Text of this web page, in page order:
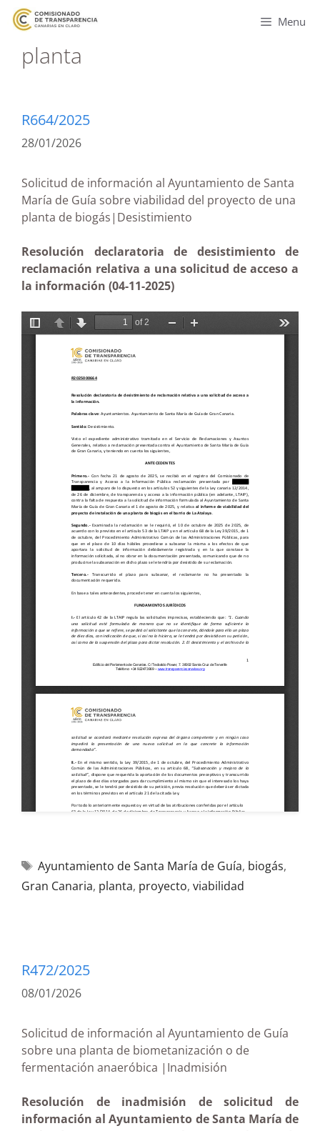
Menu
planta
R664/2025
28/01/2026
Solicitud de información al Ayuntamiento de Santa
María de Guía sobre viabilidad del proyecto de una
planta de biogás|Desistimiento
Resolución declaratoria de desistimiento de
reclamación relativa a una solicitud de acceso a
la información (04-11-2025)
Ayuntamiento de Santa María de Guía, biogás,
Gran Canaria, planta, proyecto, viabilidad
R472/2025
08/01/2026
Solicitud de información al Ayuntamiento de Guía
sobre una planta de biometanización o de
fermentación anaeróbica |Inadmisión
Resolución de inadmisión de solicitud de
información al Ayuntamiento de Santa María de